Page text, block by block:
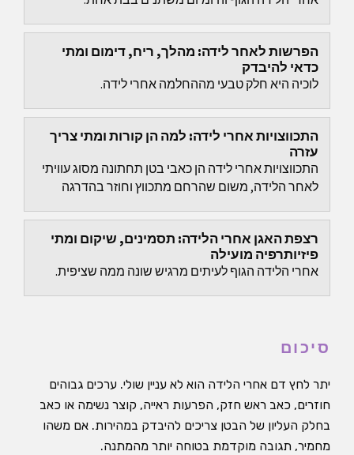
הפרשות לאחר לידה: מהלך, ריח, דימום ומתי
כדאי להיבדק
לוכיה היא חלק טבעי מההחלמה אחרי לידה.
התכווצויות אחרי לידה: למה הן קורות ומתי צריך
עזרה
התכווצויות אחרי לידה הן כאבי בטן תחתונה מסוג עוויתי
לאחר הלידה, משום שהרחם מתכווץ וחוזר בהדרגה
רצפת האגן אחרי הלידה: תסמינים, שיקום ומתי
פיזיותרפיה מועילה
אחרי הלידה הגוף לעיתים מרגיש שונה ממה שציפית.
סיכום
יתר לחץ דם אחרי הלידה הוא לא עניין שולי. ערכים גבוהים
חוזרים, כאב ראש חזק, הפרעות ראייה, קוצר נשימה או כאב
בחלק העליון של הבטן צריכים להיבדק במהירות. אם משהו
מחמיר, תגובה מוקדמת בטוחה יותר מהמתנה.